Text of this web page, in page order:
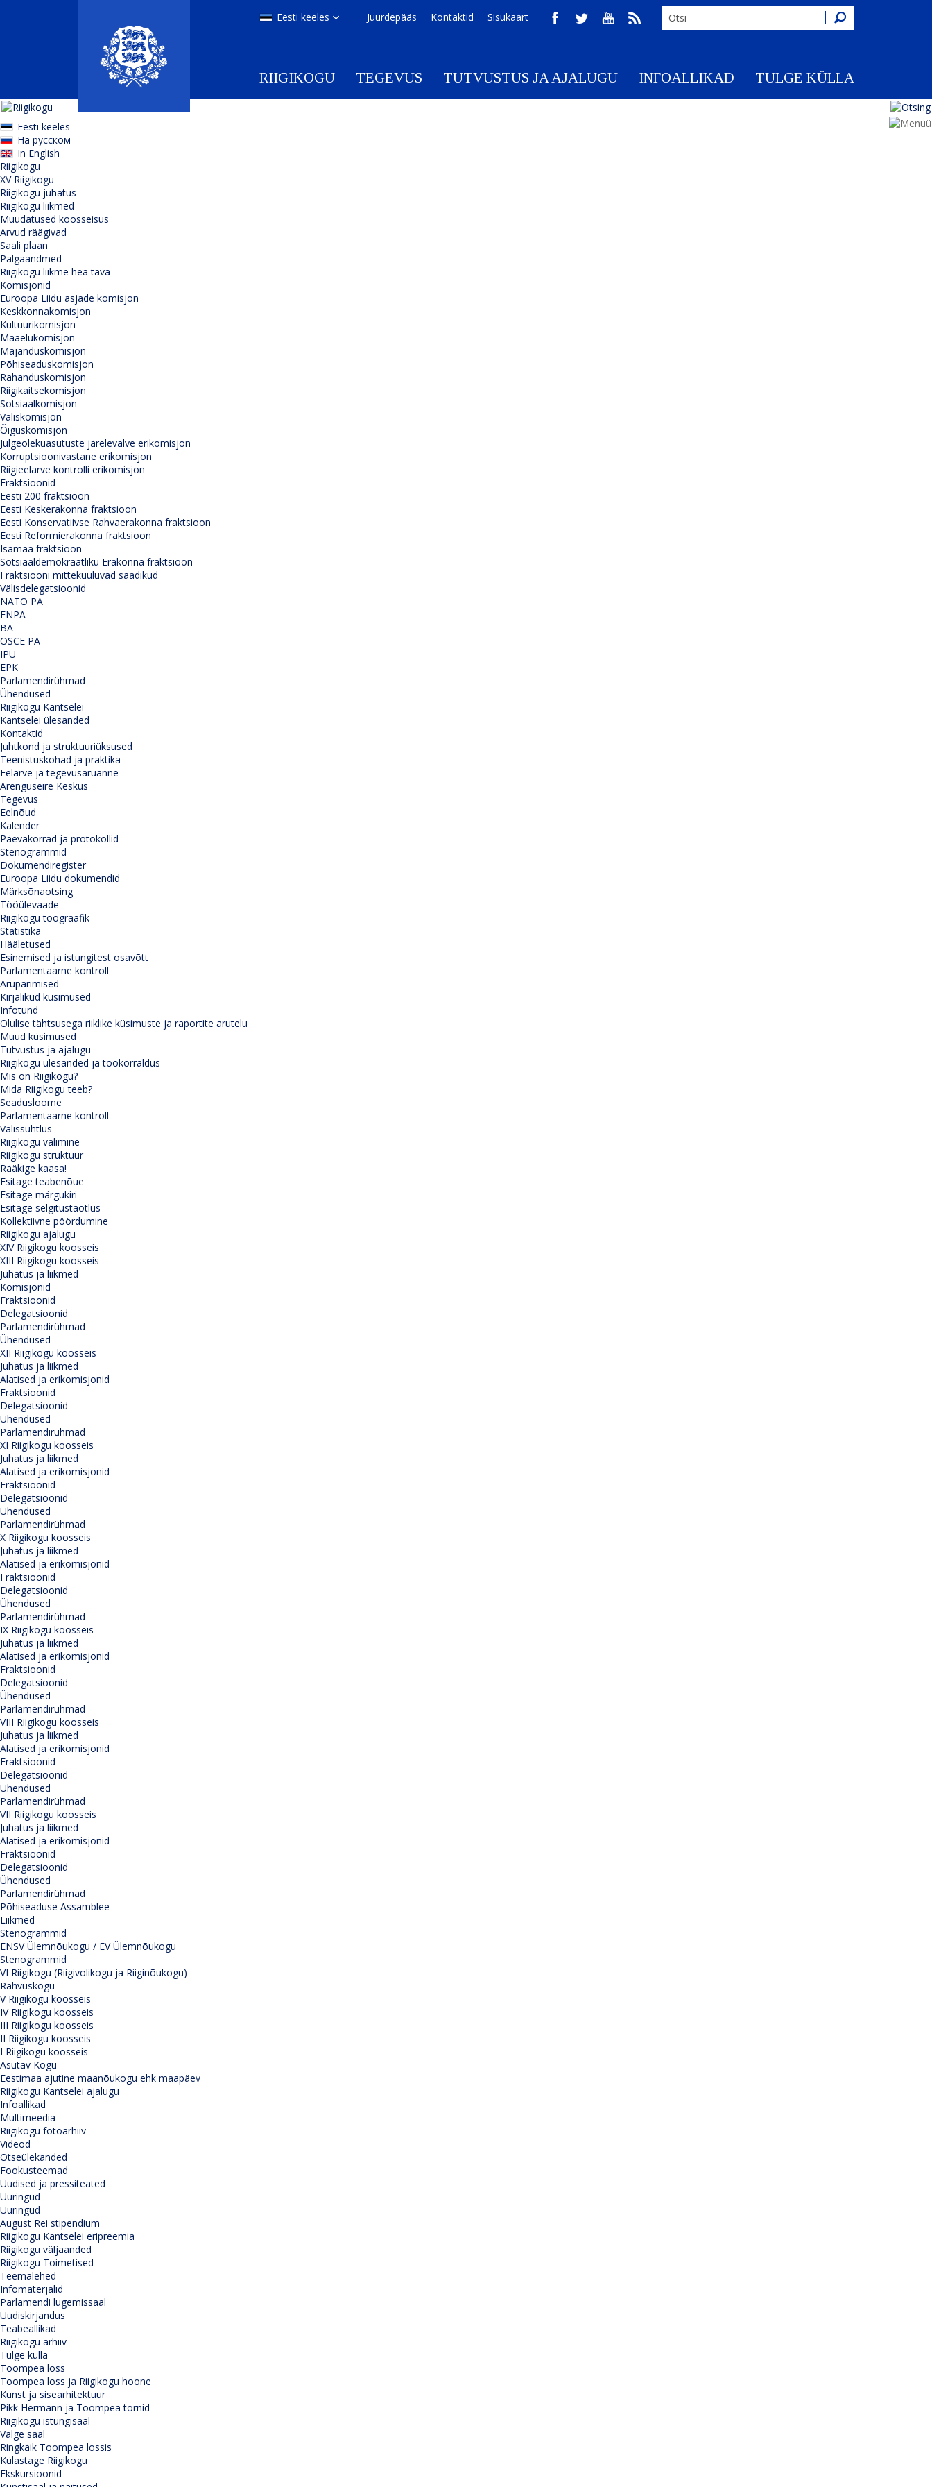
Otsing
Juurdepääs Kontaktid Sisukaart
Eesti keeles
RIIGIKOGU TEGEVUS TUTVUSTUS JA AJALUGU INFOALLIKAD TULGE KÜLLA
Eesti keeles
На русском
In English
Riigikogu
XV Riigikogu
Riigikogu juhatus
Riigikogu liikmed
Muudatused koosseisus
Arvud räägivad
Saali plaan
Palgaandmed
Riigikogu liikme hea tava
Komisjonid
Euroopa Liidu asjade komisjon
Keskkonnakomisjon
Kultuurikomisjon
Maaelukomisjon
Majanduskomisjon
Põhiseaduskomisjon
Rahanduskomisjon
Riigikaitsekomisjon
Sotsiaalkomisjon
Väliskomisjon
Õiguskomisjon
Julgeolekuasutuste järelevalve erikomisjon
Korruptsioonivastane erikomisjon
Riigieelarve kontrolli erikomisjon
Fraktsioonid
Eesti 200 fraktsioon
Eesti Keskerakonna fraktsioon
Eesti Konservatiivse Rahvaerakonna fraktsioon
Eesti Reformierakonna fraktsioon
Isamaa fraktsioon
Sotsiaaldemokraatliku Erakonna fraktsioon
Fraktsiooni mittekuuluvad saadikud
Välisdelegatsioonid
NATO PA
ENPA
BA
OSCE PA
IPU
EPK
Parlamendirühmad
Ühendused
Riigikogu Kantselei
Kantselei ülesanded
Kontaktid
Juhtkond ja struktuuriüksused
Teenistuskohad ja praktika
Eelarve ja tegevusaruanne
Arenguseire Keskus
Tegevus
Eelnõud
Kalender
Päevakorrad ja protokollid
Stenogrammid
Dokumendiregister
Euroopa Liidu dokumendid
Märksõnaotsing
Tööülevaade
Riigikogu töögraafik
Statistika
Hääletused
Esinemised ja istungitest osavõtt
Parlamentaarne kontroll
Arupärimised
Kirjalikud küsimused
Infotund
Olulise tähtsusega riiklike küsimuste ja raportite arutelu
Muud küsimused
Tutvustus ja ajalugu
Riigikogu ülesanded ja töökorraldus
Mis on Riigikogu?
Mida Riigikogu teeb?
Seadusloome
Parlamentaarne kontroll
Välissuhtlus
Riigikogu valimine
Riigikogu struktuur
Rääkige kaasa!
Esitage teabenõue
Esitage märgukiri
Esitage selgitustaotlus
Kollektiivne pöördumine
Riigikogu ajalugu
XIV Riigikogu koosseis
XIII Riigikogu koosseis
Juhatus ja liikmed
Komisjonid
Fraktsioonid
Delegatsioonid
Parlamendirühmad
Ühendused
XII Riigikogu koosseis
Juhatus ja liikmed
Alatised ja erikomisjonid
Fraktsioonid
Delegatsioonid
Ühendused
Parlamendirühmad
XI Riigikogu koosseis
Juhatus ja liikmed
Alatised ja erikomisjonid
Fraktsioonid
Delegatsioonid
Ühendused
Parlamendirühmad
X Riigikogu koosseis
Juhatus ja liikmed
Alatised ja erikomisjonid
Fraktsioonid
Delegatsioonid
Ühendused
Parlamendirühmad
IX Riigikogu koosseis
Juhatus ja liikmed
Alatised ja erikomisjonid
Fraktsioonid
Delegatsioonid
Ühendused
Parlamendirühmad
VIII Riigikogu koosseis
Juhatus ja liikmed
Alatised ja erikomisjonid
Fraktsioonid
Delegatsioonid
Ühendused
Parlamendirühmad
VII Riigikogu koosseis
Juhatus ja liikmed
Alatised ja erikomisjonid
Fraktsioonid
Delegatsioonid
Ühendused
Parlamendirühmad
Põhiseaduse Assamblee
Liikmed
Stenogrammid
ENSV Ülemnõukogu / EV Ülemnõukogu
Stenogrammid
VI Riigikogu (Riigivolikogu ja Riiginõukogu)
Rahvuskogu
V Riigikogu koosseis
IV Riigikogu koosseis
III Riigikogu koosseis
II Riigikogu koosseis
I Riigikogu koosseis
Asutav Kogu
Eestimaa ajutine maanõukogu ehk maapäev
Riigikogu Kantselei ajalugu
Infoallikad
Multimeedia
Riigikogu fotoarhiiv
Videod
Otseülekanded
Fookusteemad
Uudised ja pressiteated
Uuringud
Uuringud
August Rei stipendium
Riigikogu Kantselei eripreemia
Riigikogu väljaanded
Riigikogu Toimetised
Teemalehed
Infomaterjalid
Parlamendi lugemissaal
Uudiskirjandus
Teabeallikad
Riigikogu arhiiv
Tulge külla
Toompea loss
Toompea loss ja Riigikogu hoone
Kunst ja sisearhitektuur
Pikk Hermann ja Toompea tornid
Riigikogu istungisaal
Valge saal
Ringkäik Toompea lossis
Külastage Riigikogu
Ekskursioonid